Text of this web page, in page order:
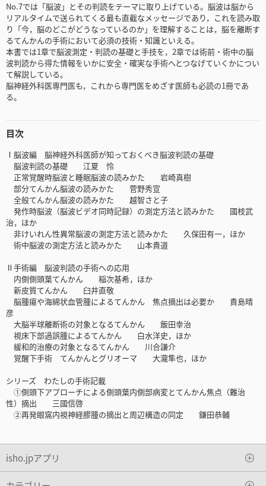
No.7では「脳波」とその判読をテーマに取り上げている。脳波は脳から
リアルタイムで送られてくる最も直截なメッセージであり，これを読み取
り「今，脳のどこがどうなっているのか」を理解することは，脳を離断す
るてんかんの手術において必須の技術・知識といえる。
本書では1章で脳波測定・判読の基礎と手技を，2章では術前・術中の脳
波判読から得た情報をいかに安全・確実な手術へとつなげていくかについ
て解説している。
脳神経外科医専門医も，これから専門医をめざす医師も必読の1冊であ
る。
目次
Ⅰ脳波編 脳神経外科医師が知っておくべき脳波判読の基礎
脳波判読の基礎 江夏 怜
正常覚醒時脳波と睡眠脳波の読みかた 岩崎真樹
部分てんかん脳波の読みかた 菅野秀宣
全般てんかん脳波の読みかた 越智さと子
発作時脳波（脳波ビデオ同時記録）の測定方法と読みかた 國枝武
治，ほか
非けいれん性異常脳波の測定方法と読みかた 久保田有一，ほか
術中脳波の測定方法と読みかた 山本貴道
Ⅱ手術編 脳波判読の手術への応用
内側側頭葉てんかん 稲次基希，ほか
新皮質てんかん 臼井直敬
脳腫瘍や海綿状血管腫によるてんかん 焦点摘出は必要か 貴島晴
彦
大脳半球離断術の対象となるてんかん 飯田幸治
視床下部過誤腫によるてんかん 白水洋史，ほか
緩和的治療の対象となるてんかん 川合謙介
覚醒下手術 てんかんとグリオーマ 大瀧隼也，ほか
シリーズ わたしの手術記載
①側頭下アプローチによる側頭葉内側部病変とてんかん焦点（難治
性）摘出 三國信啓
②再発眼窩内視神経膠腫の摘出と周辺構造の同定 鎌田恭輔
isho.jpアプリ